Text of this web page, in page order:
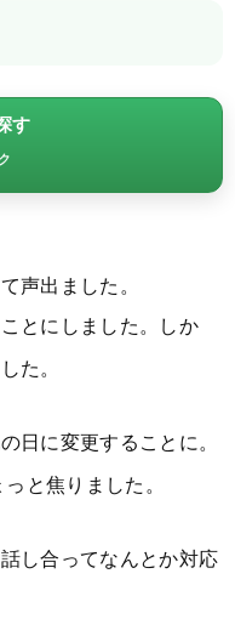
す
声出ました。
とにしました。しか
た。
日に変更することに。
と焦りました。
し合ってなんとか対応